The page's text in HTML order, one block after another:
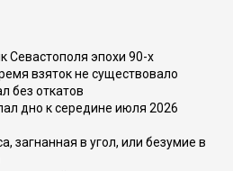
Севастополя эпохи 90-х
взяток не существовало
без откатов
дно к середине июля 2026
загнанная в угол, или безумие в